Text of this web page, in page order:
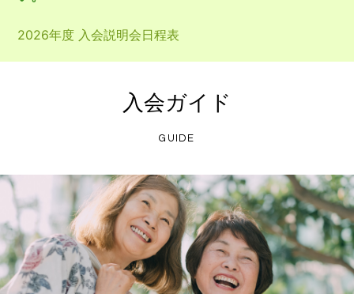
2026年度 入会説明会日程表
入会ガイド
GUIDE